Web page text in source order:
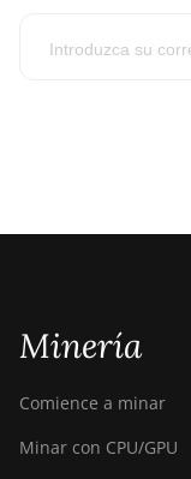
Minería
Comience a minar
Minar con CPU/GPU